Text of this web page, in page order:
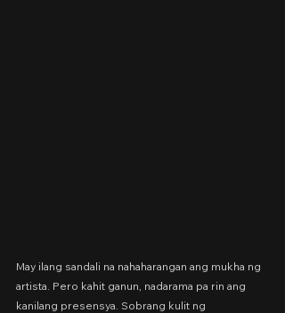
May ilang sandali na nahaharangan ang mukha ng
artista. Pero kahit ganun, nadarama pa rin ang
kanilang presensya. Sobrang kulit ng